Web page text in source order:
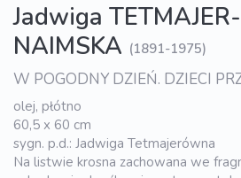
Jadwiga TETMAJER-
NAIMSKA (1891-1975)
W POGODNY DZIEŃ. DZIECI
olej, płótno
60,5 x 60 cm
sygn. p.d.: Jadwiga Tetmajerówna
Na listwie krosna zachowana we